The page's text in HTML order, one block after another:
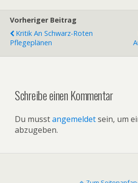
Vorheriger Beitrag
Kritik An Schwarz-Roten
Pflegeplänen
Schreibe einen Kommentar
Du musstangemeldetsein, um
abzugeben.